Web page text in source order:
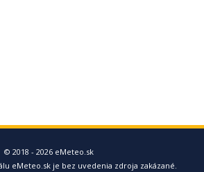
© 2018 - 2026 eMeteo.sk
eMeteo.sk je bez uvedenia zdroja zakázané.